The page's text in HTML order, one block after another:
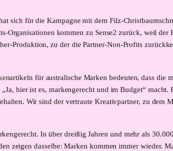
für die Kampagne mit dem Filz-
kommen zu Sense2 zurück, weil
Produktion, zu der die Partner-Non-Profits
für australische Marken bedeuten, dass
hier ist es, markengerecht und im Budget“
Wir sind der vertraute Kreativpartner, zu dem
In über dreißig Jahren und mehr als
zeigen dasselbe: Marken kommen immer wieder.